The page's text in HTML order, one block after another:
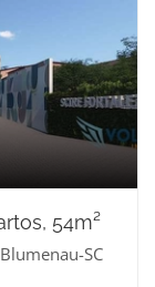
54m²
SC